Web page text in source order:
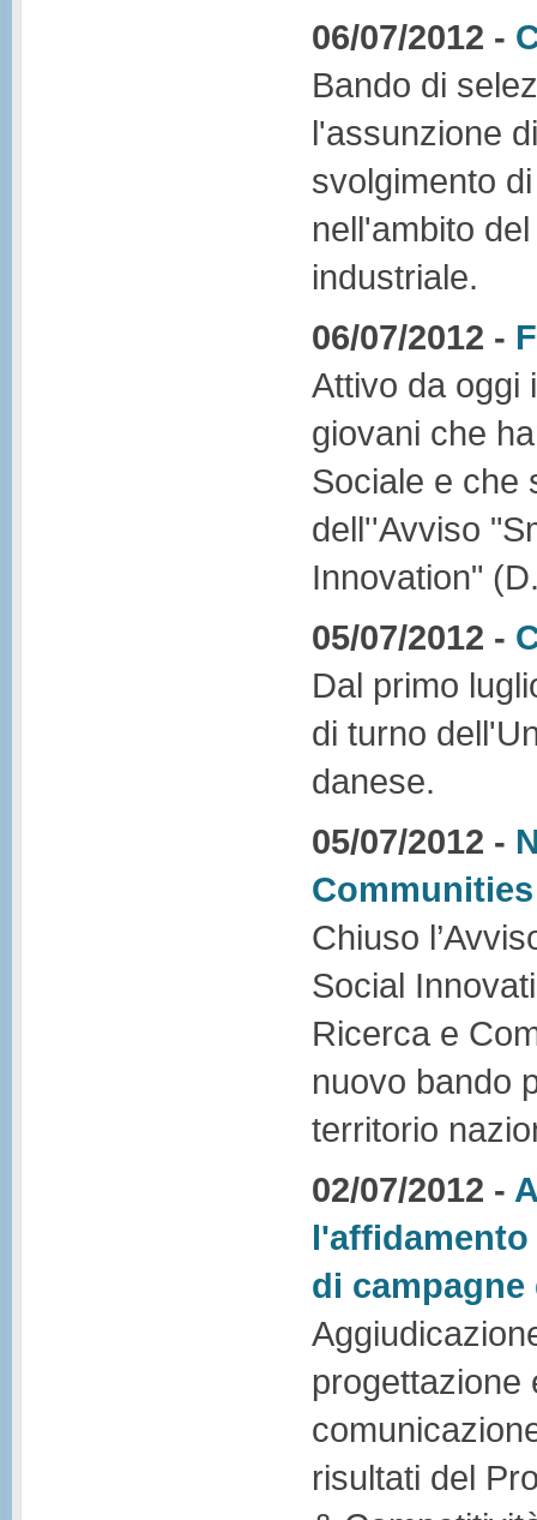
06/07/2012 -
Bando di
l'assunzione
svolgimento
nell'ambito
industriale.
06/07/2012 -
Attivo da oggi
giovani che
Sociale e che
dell''Avviso
Innovation"
05/07/2012 -
Dal primo
di turno
danese.
05/07/2012 -
Chiuso
Social
Ricerca e
nuovo bando
territorio
02/07/2012 -
l'affidamento
di
progettazione
risultati del